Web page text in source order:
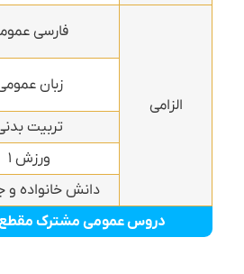
دروس عمومی مشترک مقطع
الزامی
فارسی
زبان
تربیت
ورزش ۱
دانش خانواده